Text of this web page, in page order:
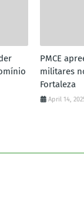
PMCE
militares
Fortaleza
April 14,